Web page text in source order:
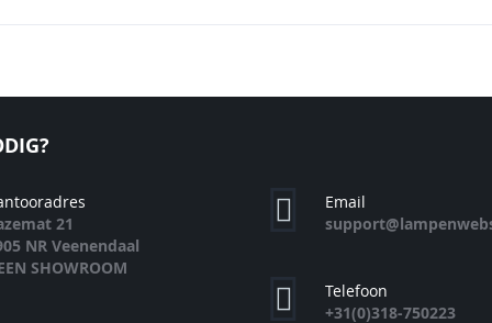
21
NR Veenendaal
SHOWROOM
Email
Telefoon
+31(0)318-750223